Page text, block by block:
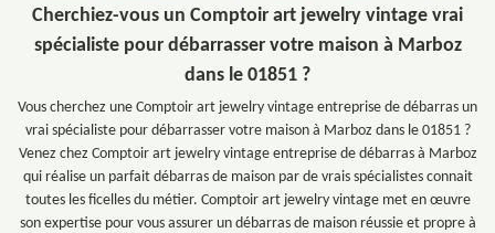
Cherchiez-vous un Comptoir art jewelry vintage vrai
spécialiste pour débarrasser votre maison à Marboz
dans le 01851 ?
Vous cherchez une Comptoir art jewelry vintage entreprise de débarras un
vrai spécialiste pour débarrasser votre maison à Marboz dans le 01851 ?
Venez chez Comptoir art jewelry vintage entreprise de débarras à Marboz
qui réalise un parfait débarras de maison par de vrais spécialistes connait
toutes les ficelles du métier. Comptoir art jewelry vintage met en œuvre
son expertise pour vous assurer un débarras de maison réussie et propre à